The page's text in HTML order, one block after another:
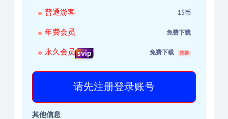
普通游客 15币
年费会员 免费下载
永久会员 svip 免费下载 推荐
请先注册登录账号
其他信息